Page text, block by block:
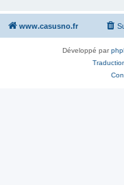
www.casusno.fr
Développé par